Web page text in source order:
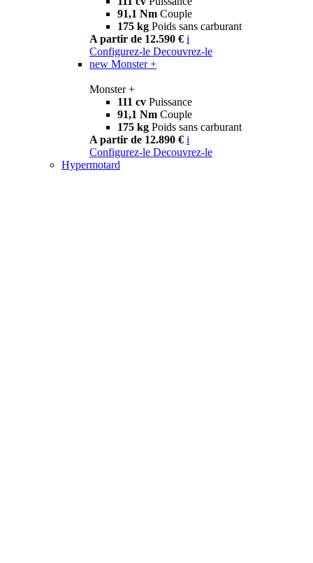
91,1 Nm Couple
175 kg Poids sans carburant
A partir de 12.590 € i
Configurez-le Decouvrez-le
new Monster +
Monster +
111 cv Puissance
91,1 Nm Couple
175 kg Poids sans carburant
A partir de 12.890 € i
Configurez-le Decouvrez-le
Hypermotard